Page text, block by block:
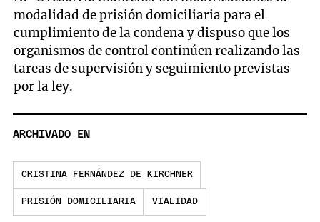
modalidad de prisión domiciliaria para el
cumplimiento de la condena y dispuso que los
organismos de control continúen realizando las
tareas de supervisión y seguimiento previstas
por la ley.
ARCHIVADO EN
CRISTINA FERNÁNDEZ DE KIRCHNER
PRISIÓN DOMICILIARIA VIALIDAD